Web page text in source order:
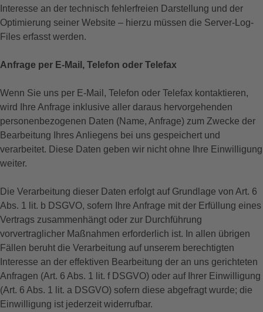
Interesse an der technisch fehlerfreien Darstellung und der
Optimierung seiner Website – hierzu müssen die Server-Log-
Files erfasst werden.
Anfrage per E-Mail, Telefon oder Telefax
Wenn Sie uns per E-Mail, Telefon oder Telefax kontaktieren,
wird Ihre Anfrage inklusive aller daraus hervorgehenden
personenbezogenen Daten (Name, Anfrage) zum Zwecke der
Bearbeitung Ihres Anliegens bei uns gespeichert und
verarbeitet. Diese Daten geben wir nicht ohne Ihre Einwilligung
weiter.
Die Verarbeitung dieser Daten erfolgt auf Grundlage von Art. 6
Abs. 1 lit. b DSGVO, sofern Ihre Anfrage mit der Erfüllung eines
Vertrags zusammenhängt oder zur Durchführung
vorvertraglicher Maßnahmen erforderlich ist. In allen übrigen
Fällen beruht die Verarbeitung auf unserem berechtigten
Interesse an der effektiven Bearbeitung der an uns gerichteten
Anfragen (Art. 6 Abs. 1 lit. f DSGVO) oder auf Ihrer Einwilligung
(Art. 6 Abs. 1 lit. a DSGVO) sofern diese abgefragt wurde; die
Einwilligung ist jederzeit widerrufbar.